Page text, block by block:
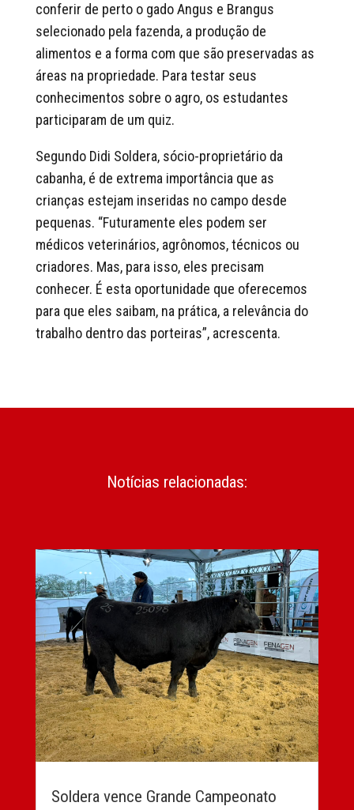
conferir de perto o gado Angus e Brangus
selecionado pela fazenda, a produção de
alimentos e a forma com que são preservadas as
áreas na propriedade. Para testar seus
conhecimentos sobre o agro, os estudantes
participaram de um quiz.
Segundo Didi Soldera, sócio-proprietário da
cabanha, é de extrema importância que as
crianças estejam inseridas no campo desde
pequenas. “Futuramente eles podem ser
médicos veterinários, agrônomos, técnicos ou
criadores. Mas, para isso, eles precisam
conhecer. É esta oportunidade que oferecemos
para que eles saibam, na prática, a relevância do
trabalho dentro das porteiras”, acrescenta.
Notícias relacionadas:
Soldera vence Grande Campeonato